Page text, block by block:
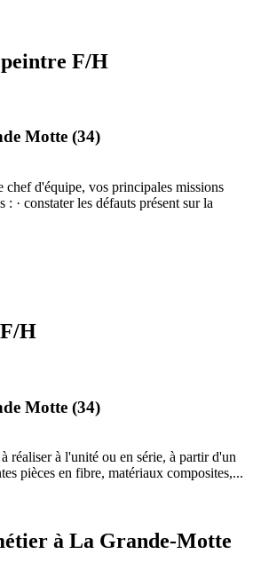
F/H
Motte (34)
chef d'équipe, vos principales missions
: · constater les défauts présent sur la
H
Motte (34)
réaliser à l'unité ou en série, à partir d'un
pièces en fibre, matériaux composites,...
à La Grande-Motte